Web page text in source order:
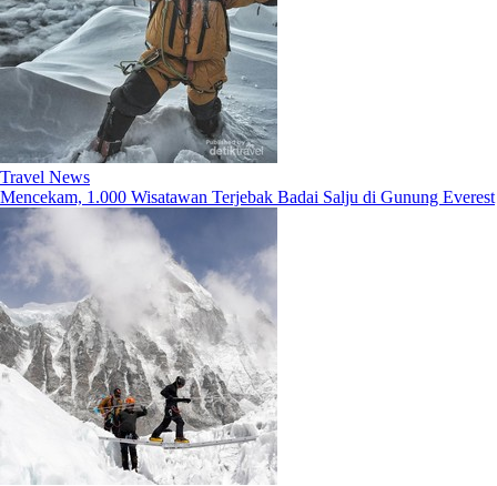
Travel News
Mencekam, 1.000 Wisatawan Terjebak Badai Salju di Gunung Everest